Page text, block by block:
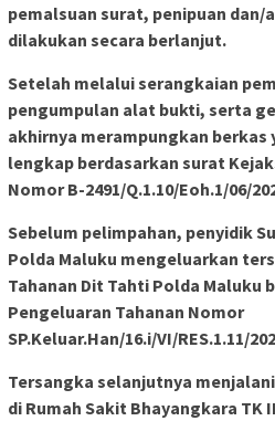
pemalsuan surat, penipuan dan/
dilakukan secara berlanjut.
Setelah melalui serangkaian
pengumpulan alat bukti, serta
akhirnya merampungkan
lengkap berdasarkan surat
Nomor B-2491/Q.1.10/Eoh.1/06/
Sebelum pelimpahan, penyidik
Polda Maluku mengeluarkan
Tahanan Dit Tahti Polda Maluku
Pengeluaran Tahanan Nomor
SP.Keluar.Han/16.i/VI/RES.1.11/
Tersangka selanjutnya
di Rumah Sakit Bhayangkara TK